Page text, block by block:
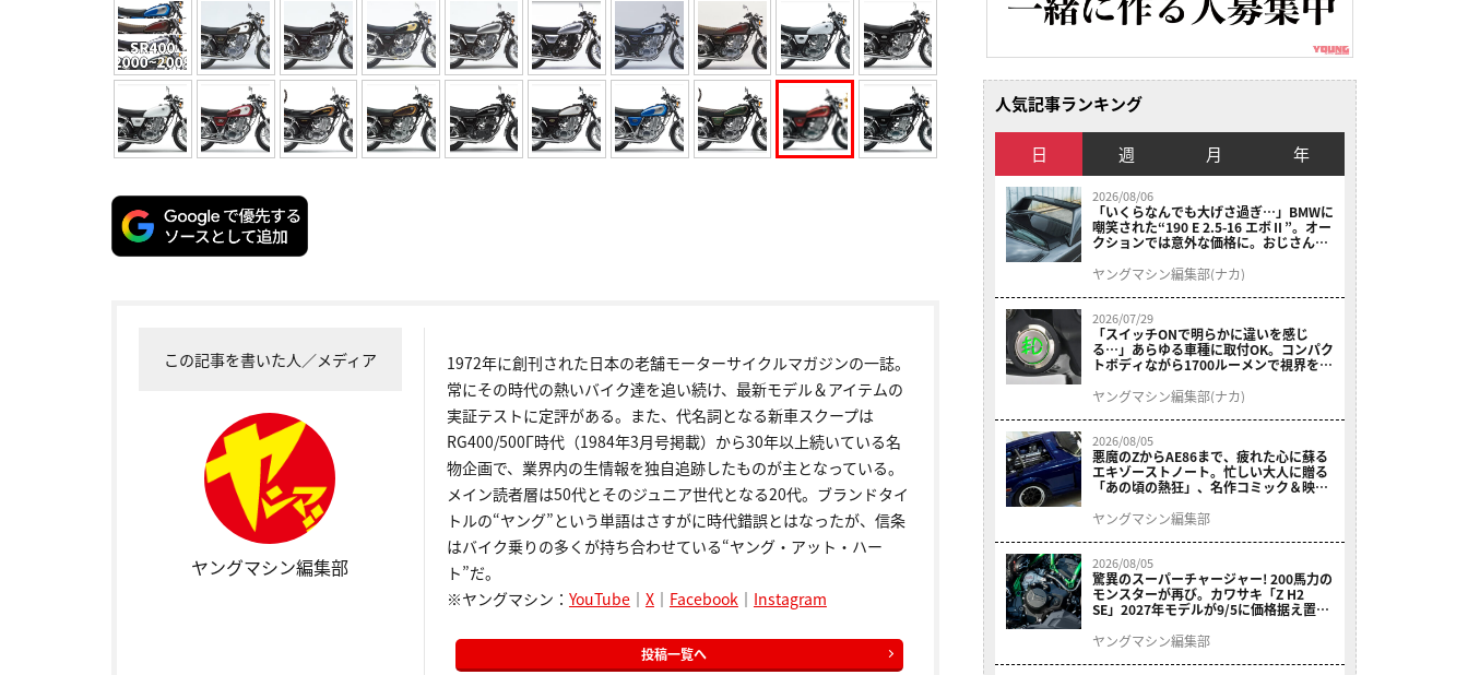
この記事を書いた人／メディア
ヤングマシン編集部
1972年に創刊された日本の老舗モーターサイクルマガジンの一誌。
常にその時代の熱いバイク達を追い続け、最新モデル＆アイテムの
実証テストに定評がある。また、代名詞となる新車スクープは
RG400/500Γ時代（1984年3月号掲載）から30年以上続いている名
物企画で、業界内の生情報を独自追跡したものが主となっている。
メイン読者層は50代とそのジュニア世代となる20代。ブランドタイ
トルの“ヤング”という単語はさすがに時代錯誤とはなったが、信条
はバイク乗りの多くが持ち合わせている“ヤング・アット・ハー
ト”だ。
※ヤングマシン： YouTube｜ X｜ Facebook｜ Instagram
投稿一覧へ
人気記事ランキング
日 週 月 年
2026/08/06
「いくらなんでも大げさ過ぎ…」BMWに
嘲笑された“190 E 2.5-16 エボⅡ”。オー
クションでは意外な価格に。おじさん達
ヤングマシン編集部(ナカ)
2026/07/29
「スイッチONで明らかに違いを感じ
る…」あらゆる車種に取付OK。コンパク
トボディながら1700ルーメンで視界を確
ニット プレシャスレイ スモール］
ヤングマシン編集部(ナカ)
2026/08/05
悪魔のZからAE86まで、疲れた心に蘇る
エキゾーストノート。忙しい大人に贈る
「あの頃の熱狂」、名作コミック＆映画
結！
ヤングマシン編集部
2026/08/05
驚異のスーパーチャージャー! 200馬力の
モンスターが再び。カワサキ「Z H2
SE」2027年モデルが9/5に価格据え置き
ヤングマシン編集部